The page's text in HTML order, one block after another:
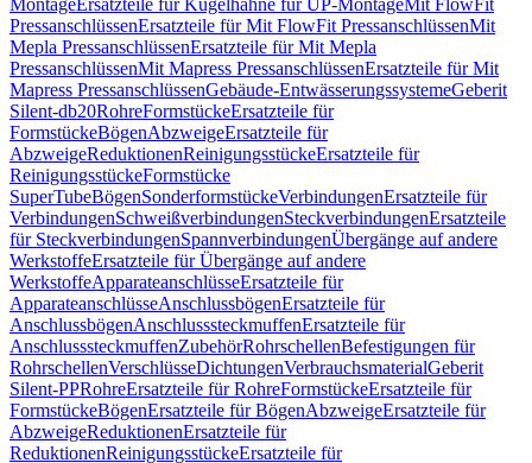
MontageErsatzteile für Kugelhähne für UP-MontageMit FlowFit
PressanschlüssenErsatzteile für Mit FlowFit PressanschlüssenMit
Mepla PressanschlüssenErsatzteile für Mit Mepla
PressanschlüssenMit Mapress PressanschlüssenErsatzteile für Mit
Mapress PressanschlüssenGebäude-EntwässerungssystemeGeberit
Silent-db20RohreFormstückeErsatzteile für
FormstückeBögenAbzweigeErsatzteile für
AbzweigeReduktionenReinigungsstückeErsatzteile für
ReinigungsstückeFormstücke
SuperTubeBögenSonderformstückeVerbindungenErsatzteile für
VerbindungenSchweißverbindungenSteckverbindungenErsatzteile
für SteckverbindungenSpannverbindungenÜbergänge auf andere
WerkstoffeErsatzteile für Übergänge auf andere
WerkstoffeApparateanschlüsseErsatzteile für
ApparateanschlüsseAnschlussbögenErsatzteile für
AnschlussbögenAnschlusssteckmuffenErsatzteile für
AnschlusssteckmuffenZubehörRohrschellenBefestigungen für
RohrschellenVerschlüsseDichtungenVerbrauchsmaterialGeberit
Silent-PPRohreErsatzteile für RohreFormstückeErsatzteile für
FormstückeBögenErsatzteile für BögenAbzweigeErsatzteile für
AbzweigeReduktionenErsatzteile für
ReduktionenReinigungsstückeErsatzteile für